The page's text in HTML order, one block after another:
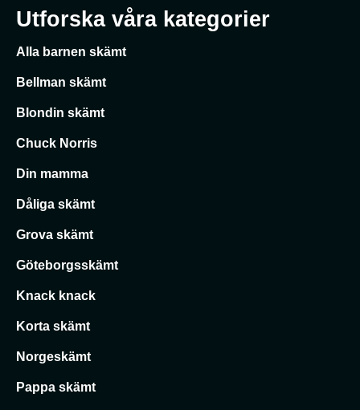
Utforska våra kategorier
Alla barnen skämt
Bellman skämt
Blondin skämt
Chuck Norris
Din mamma
Dåliga skämt
Grova skämt
Göteborgsskämt
Knack knack
Korta skämt
Norgeskämt
Pappa skämt